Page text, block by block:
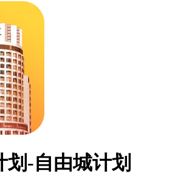
划-自由城计划